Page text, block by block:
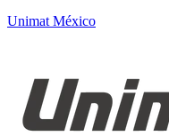
Unimat México